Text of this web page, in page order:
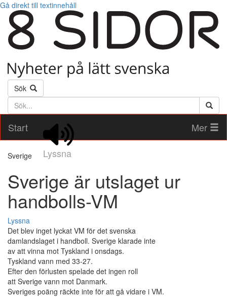
Gå direkt till textinnehåll
Sök
Söktext
Start
Lyssna
Mer
Sverige
Sverige är utslaget ur
handbolls-VM
Lyssna
Det blev inget lyckat VM för det svenska
damlandslaget i handboll. Sverige klarade inte
av att vinna mot Tyskland i onsdags.
Tyskland vann med 33-27.
Efter den förlusten spelade det ingen roll
att Sverige vann mot Danmark.
Sveriges poäng räckte inte för att gå vidare i VM.